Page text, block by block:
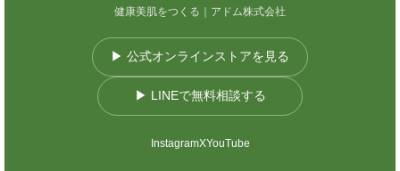
健康美肌をつくる｜アドム株式会社
▶ 公式オンラインストアを見る
▶ LINEで無料相談する
InstagramXYouTube